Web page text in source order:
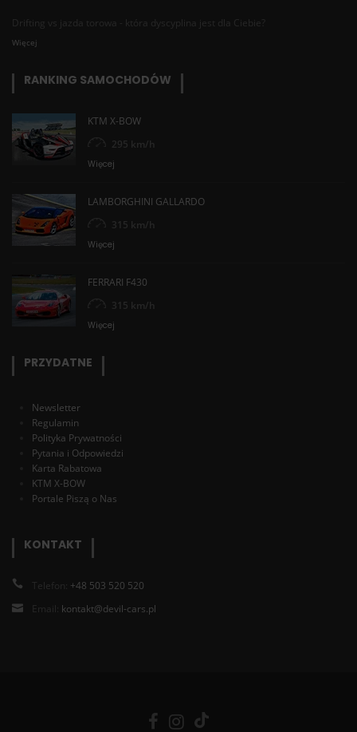
Drifting vs jazda torowa - która dyscyplina jest dla Ciebie?
Więcej
RANKING SAMOCHODÓW
KTM X-BOW
295 km/h
Więcej
LAMBORGHINI GALLARDO
315 km/h
Więcej
FERRARI F430
315 km/h
Więcej
PRZYDATNE
Newsletter
Regulamin
Polityka Prywatności
Pytania i Odpowiedzi
Karta Rabatowa
KTM X-BOW
Portale Piszą o Nas
KONTAKT
Telefon: +48 503 520 520
Email: kontakt@devil-cars.pl